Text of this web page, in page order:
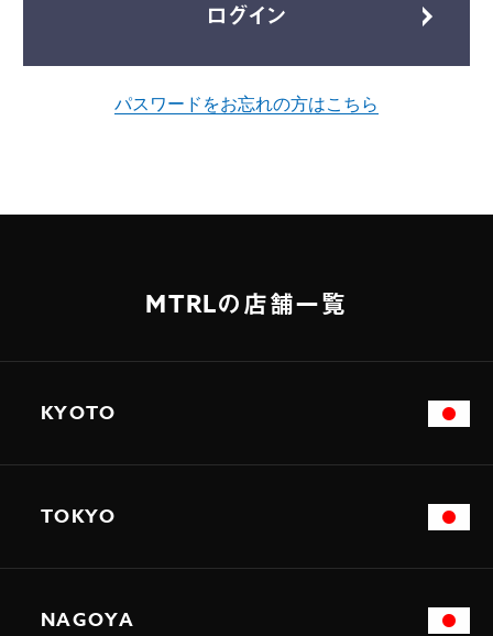
ログイン
パスワードをお忘れの方はこちら
MTRLの店舗一覧
KYOTO
TOKYO
NAGOYA